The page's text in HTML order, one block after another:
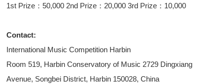
1st Prize：50,000 2nd Prize：20,000 3rd Prize：10,000
Contact:
International Music Competition Harbin
Room 519, Harbin Conservatory of Music 2729 Dingxiang
Avenue, Songbei District, Harbin 150028, China